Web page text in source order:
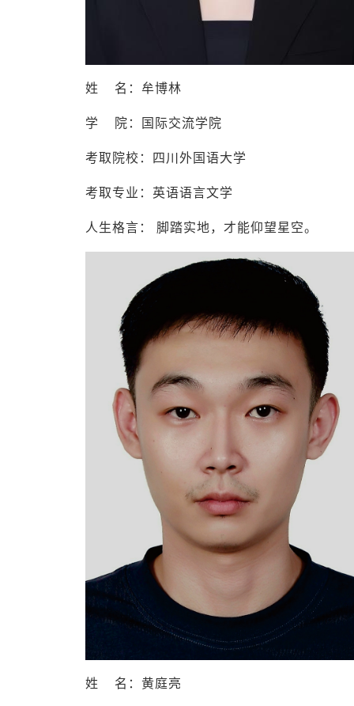
姓 名：牟博林
学 院：国际交流学院
考取院校：四川外国语大学
考取专业：英语语言文学
人生格言： 脚踏实地，才能仰望星空。
姓 名：黄庭亮